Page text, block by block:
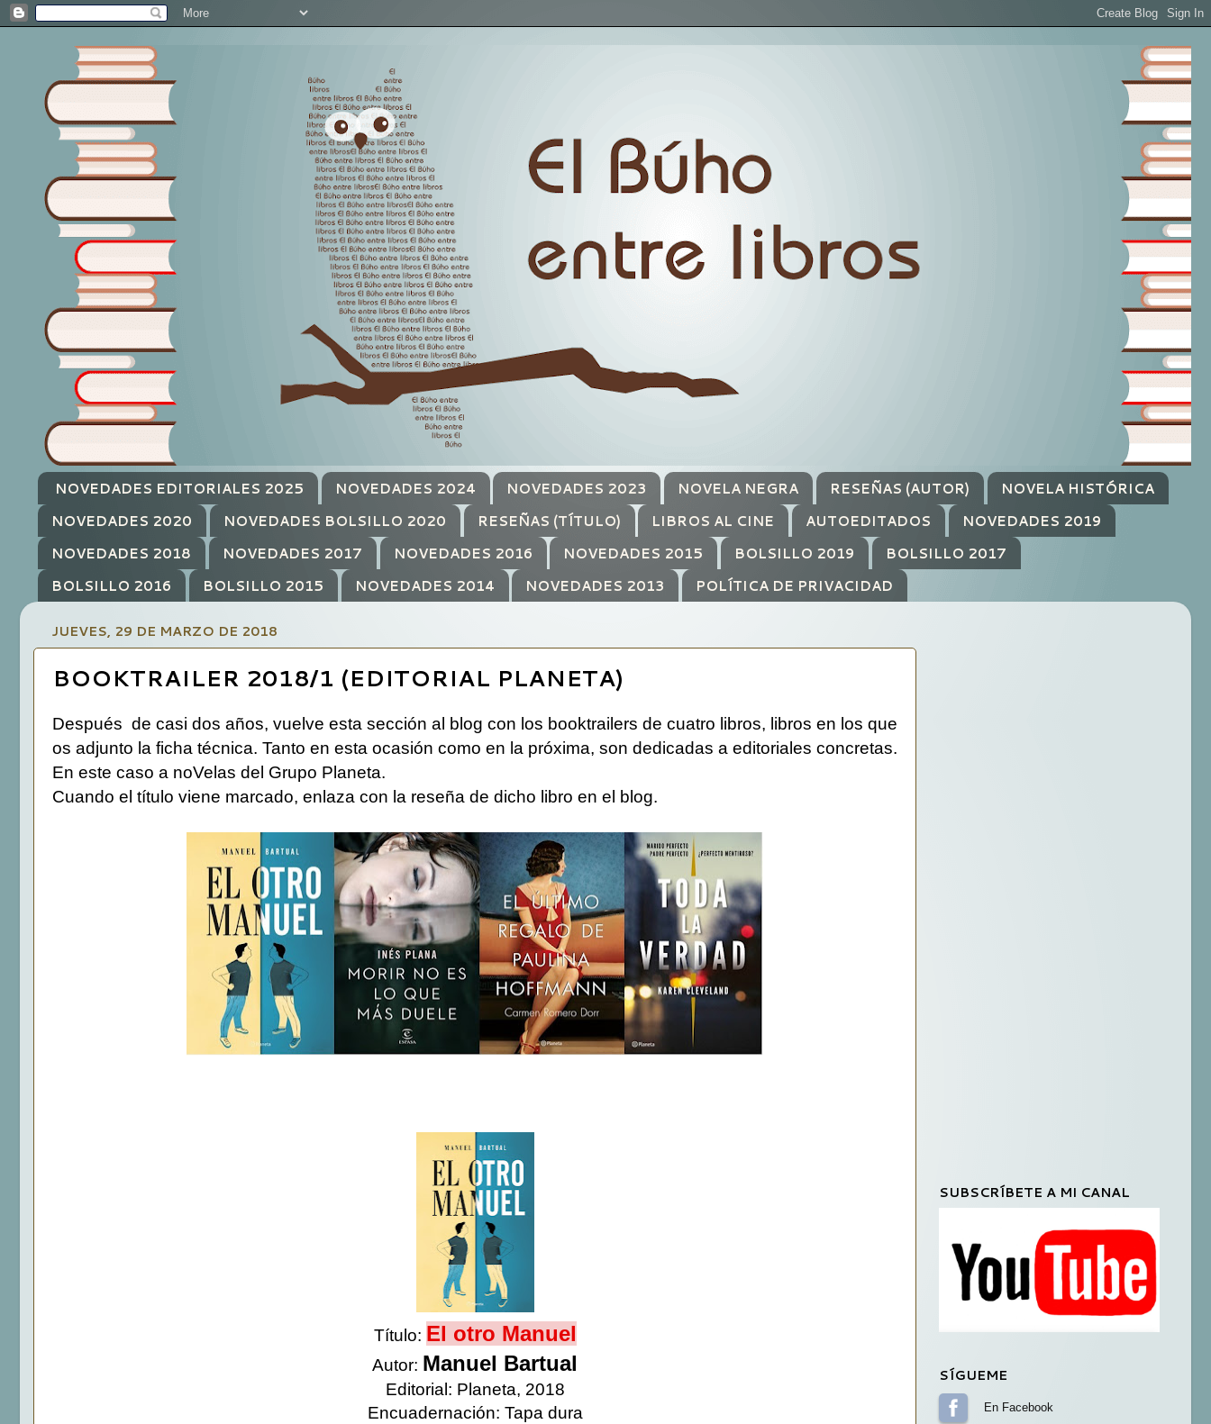
NOVEDADES EDITORIALES 2025 NOVEDADES 2024 NOVEDADES 2023 NOVELA NEGRA RESEÑAS (AUTOR)
NOVELA HISTÓRICA
NOVEDADES 2020
NOVEDADES BOLSILLO 2020 RESEÑAS (TÍTULO) LIBROS AL CINE AUTOEDITADOS
NOVEDADES 2019
NOVEDADES 2018
NOVEDADES 2017 NOVEDADES 2016 NOVEDADES 2015 BOLSILLO 2019
BOLSILLO 2017
BOLSILLO 2016
BOLSILLO 2015 NOVEDADES 2014 NOVEDADES 2013 POLÍTICA DE PRIVACIDAD
JUEVES, 29 DE MARZO DE 2018
BOOKTRAILER 2018/1 (EDITORIAL PLANETA)
Después de casi dos años, vuelve esta sección al blog con los booktrailers de cuatro libros, libros en los que
os adjunto la ficha técnica. Tanto en esta ocasión como en la próxima, son dedicadas a editoriales concretas.
En este caso a noVelas del Grupo Planeta.
Cuando el título viene marcado, enlaza con la reseña de dicho libro en el blog.
Título: El otro Manuel
Autor: Manuel Bartual
Editorial: Planeta, 2018
Encuadernación: Tapa dura
SUBSCRÍBETE A MI CANAL
SÍGUEME
Sígueme en Facebook